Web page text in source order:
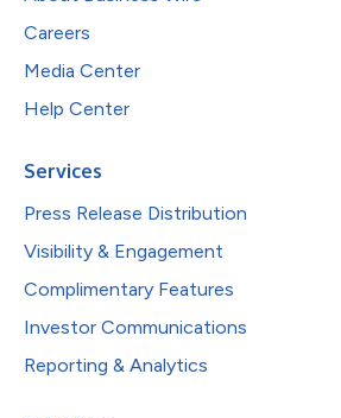
Careers
Media Center
Help Center
Services
Press Release Distribution
Visibility & Engagement
Complimentary Features
Investor Communications
Reporting & Analytics